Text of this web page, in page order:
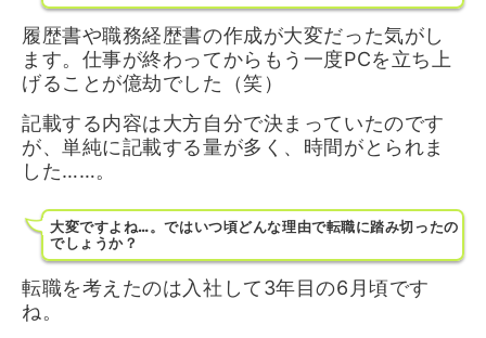
履歴書や職務経歴書の作成が大変だった気がし
ます。仕事が終わってからもう一度PCを立ち上
げることが億劫でした（笑）
記載する内容は大方自分で決まっていたのです
が、単純に記載する量が多く、時間がとられま
した……。
大変ですよね…。ではいつ頃どんな理由で転職に踏み切ったの
でしょうか？
転職を考えたのは入社して3年目の6月頃です
ね。